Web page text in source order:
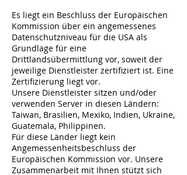
Es liegt ein Beschluss der Europäischen
Kommission über ein angemessenes
Datenschutzniveau für die USA als
Grundlage für eine
Drittlandsübermittlung vor, soweit der
jeweilige Dienstleister zertifiziert ist. Eine
Zertifizierung liegt vor.
Unsere Dienstleister sitzen und/oder
verwenden Server in diesen Ländern:
Taiwan, Brasilien, Mexiko, Indien, Ukraine,
Guatemala, Philippinen.
Für diese Länder liegt kein
Angemessenheitsbeschluss der
Europäischen Kommission vor. Unsere
Zusammenarbeit mit Ihnen stützt sich